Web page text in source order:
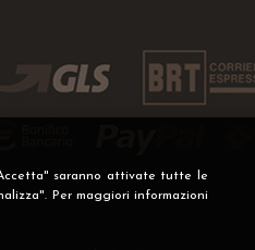
saranno attivate tutte le
Per maggiori informazioni